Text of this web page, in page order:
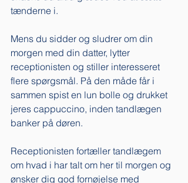
tænderne i.
Mens du sidder og sludrer om din
morgen med din datter, lytter
receptionisten og stiller interesseret
flere spørgsmål. På den måde får i
sammen spist en lun bolle og drukket
jeres cappuccino, inden tandlægen
banker på døren.
Receptionisten fortæller tandlægem
om hvad i har talt om her til morgen og
ønsker dig god fornøjelse med